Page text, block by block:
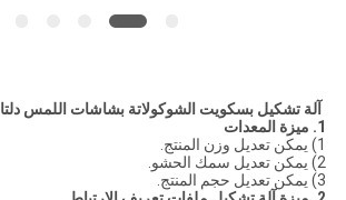
آلة تشكيل بسكويت الشوكولاتة بشاشات اللمس
1. ميزة المعدات
1) يمكن تعديل وزن المنتج.
2) يمكن تعديل سمك الحشو.
3) يمكن تعديل حجم المنتج.